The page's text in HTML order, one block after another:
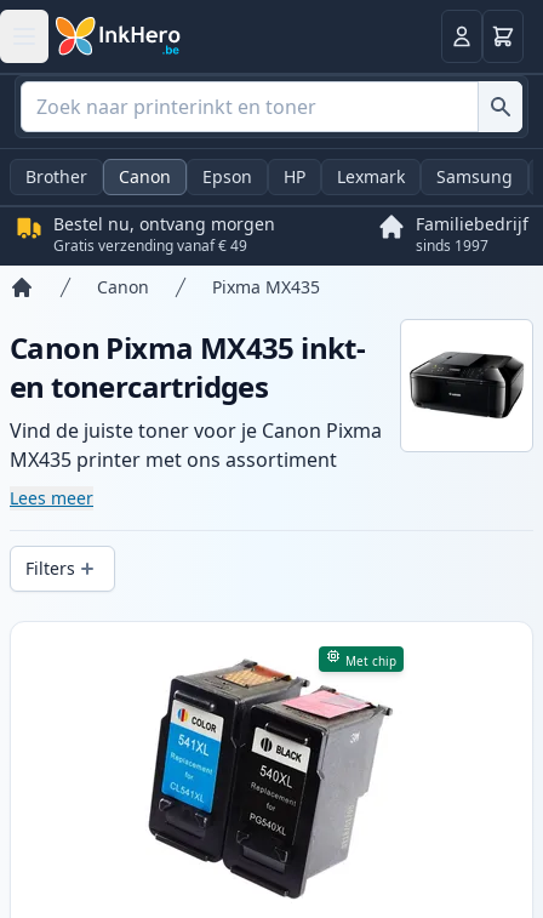
Log in
Brother Canon Epson HP Lexmark Samsung
Bestel nu, ontvang morgen
Gratis verzending vanaf € 49
Familiebedrijf
sinds 1997
Canon Pixma MX435
Canon Pixma MX435 inkt-
en tonercartridges
Vind de juiste toner voor je Canon Pixma
MX435 printer met ons assortiment
compatibele en high-yield cartridges.
snelle levering vanuit lokale voorraad in .
Lees meer
Filters
Producten
Met chip